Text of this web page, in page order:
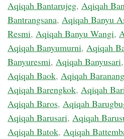
Aqiqah Bantarujeg, Aqiqah
Bantrangsana, Aqiqah Banyu
Resmi, Aqiqah Banyu Wangi,
Aqiqah Banyumurni, Aqiqah
Banyuresmi, Aqiqah Banyusari,
Aqiqah Baok, Aqiqah
Aqiqah Barengkok, Aqiqah
Aqiqah Baros, Aqiqah
Aqiqah Barusari, Aqiqah
Aqiqah Batok, Aqiqah